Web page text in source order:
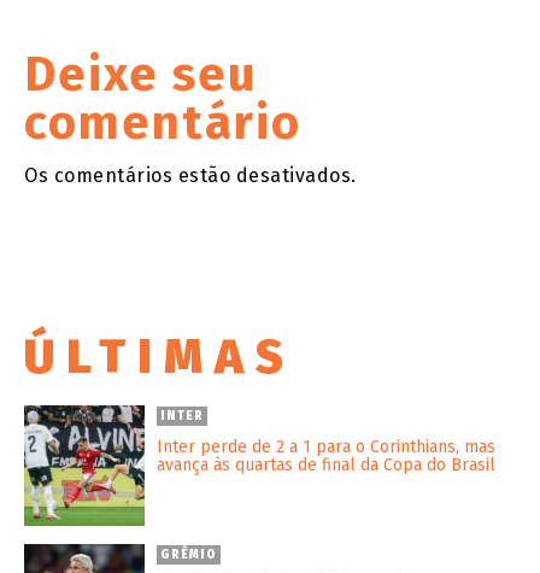
Deixe seu
comentário
Os comentários estão desativados.
ÚLTIMAS
INTER
Inter perde de 2 a 1 para o Corinthians, mas
avança às quartas de final da Copa do Brasil
GRÊMIO